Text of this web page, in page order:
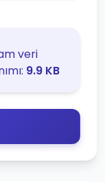
veri
9.9 KB